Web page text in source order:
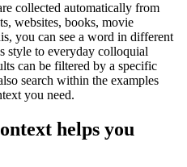
collected automatically from
websites, books, movie
you can see a word in different
style to everyday colloquial
can be filtered by a specific
search within the examples
you need.
helps you